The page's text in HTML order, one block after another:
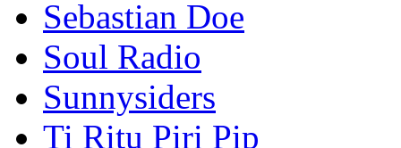
Sebastian Doe
Soul Radio
Sunnysiders
Ti Ritu Piri Pip